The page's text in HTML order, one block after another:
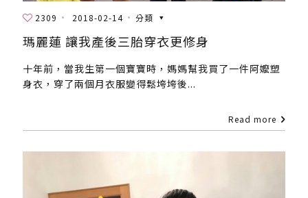
2309 2018-02-14 分類
瑪麗蓮 讓我產後三胎穿衣更修身
十年前，當我生第一個寶寶時，媽媽幫我買了一件阿嬤塑
身衣，穿了兩個月衣服變得鬆垮垮後...
Read more